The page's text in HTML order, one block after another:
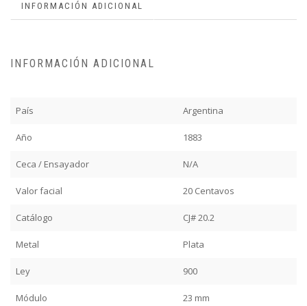
INFORMACIÓN ADICIONAL
INFORMACIÓN ADICIONAL
País Argentina
Año 1883
Ceca / Ensayador N/A
Valor facial 20 Centavos
Catálogo CJ# 20.2
Metal Plata
Ley 900
Módulo 23 mm